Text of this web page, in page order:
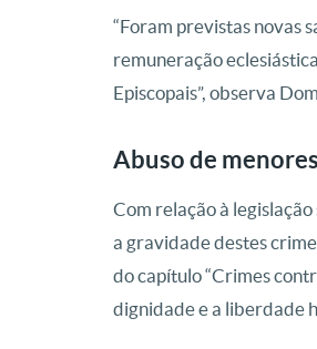
“Foram previstas novas
remuneração
Episcopais”, observa
Abuso de
Com relação à
a gravidade destes
do capítulo “Crimes
dignidade e a liberdade